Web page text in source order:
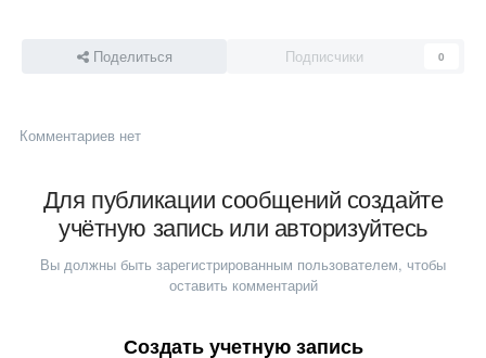
Поделиться Подписчики 0
Комментариев нет
Для публикации сообщений создайте
учётную запись или авторизуйтесь
Вы должны быть зарегистрированным пользователем, чтобы
оставить комментарий
Создать учетную запись